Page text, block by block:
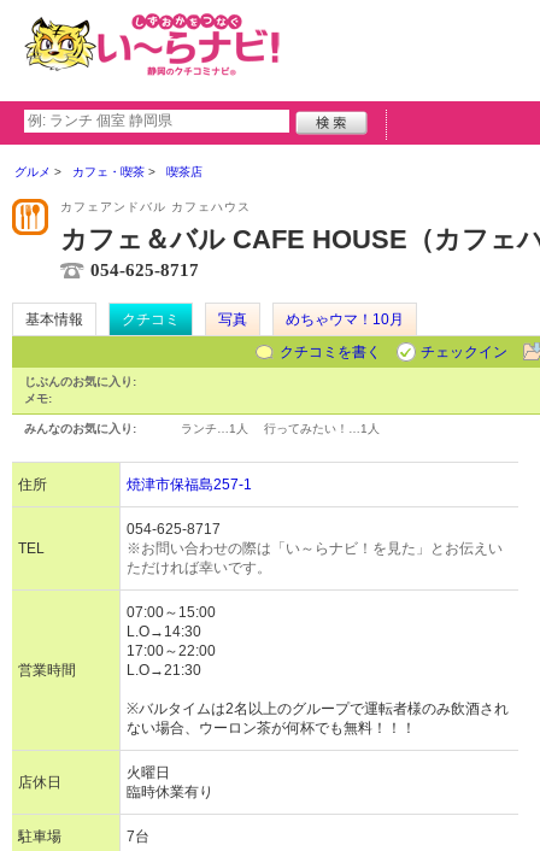
グルメ カフェ・喫茶 喫茶店
カフェアンドバル カフェハウス
カフェ＆バル CAFE HOUSE（カフェ
054-625-8717
基本情報 クチコミ 写真
めちゃウマ！10月
クチコミを書く
チェックイン
じぶんのお気に入り:
メモ:
みんなのお気に入り: ランチ… 1人 行ってみたい！… 1人
住所 焼津市保福島257-1
TEL
054-625-8717
※お問い合わせの際は「い～らナビ！を見た」とお伝えい
ただければ幸いです。
営業時間
07:00～15:00
L.O→14:30
17:00～22:00
L.O→21:30
※バルタイムは2名以上のグループで運転者様のみ飲酒され
ない場合、ウーロン茶が何杯でも無料！！！
店休日
火曜日
臨時休業有り
駐車場 7台